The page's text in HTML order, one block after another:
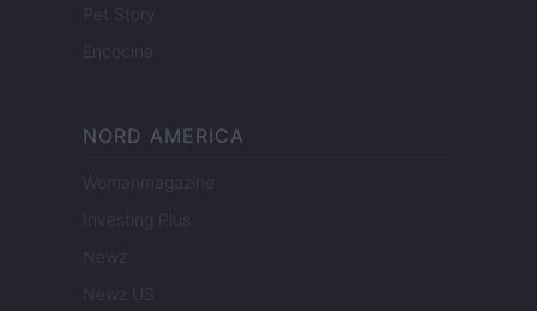
Pet Story
Encocina
NORD AMERICA
Womanmagazine
Investing Plus
Newz
Newz US